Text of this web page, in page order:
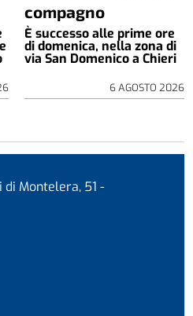
compagno
È successo alle prime ore
di domenica, nella zona di
via San Domenico a Chieri
6 AGOSTO 2026
di Montelera, 51 -